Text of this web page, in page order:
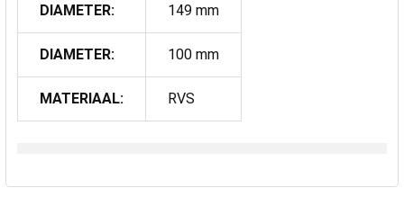
DIAMETER: 149 mm
DIAMETER: 100 mm
MATERIAAL: RVS